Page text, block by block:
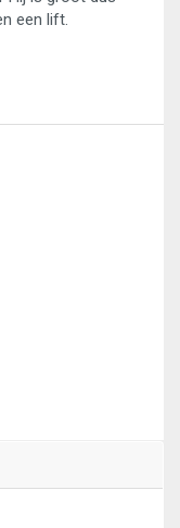
een lift.